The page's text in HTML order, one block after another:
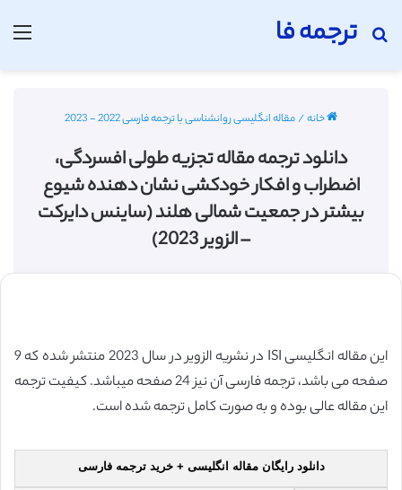
ترجمه فا
جستجو برای
خانه/مقاله انگلیسی روانشناسی با ترجمه فارسی 2022 - 2023
دانلود ترجمه مقاله تجزیه طولی افسردگی،
اضطراب و افکار خودکشی نشان دهنده شیوع
بیشتر در جمعیت شمالی هلند (ساینس دایرکت
– الزویر 2023)
این مقاله انگلیسی ISI در نشریه الزویر در سال 2023 منتشر شده که 9
صفحه می باشد، ترجمه فارسی آن نیز 24 صفحه میباشد. کیفیت ترجمه
این مقاله عالی بوده و به صورت کامل ترجمه شده است.
دانلود رایگان مقاله انگلیسی + خرید ترجمه فارسی